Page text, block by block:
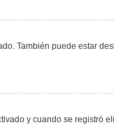
También puede estar
y cuando se registró